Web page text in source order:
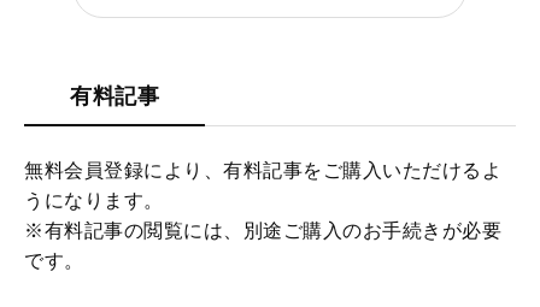
有料記事
無料会員登録により、有料記事をご購入いただけるよ
うになります。
※有料記事の閲覧には、別途ご購入のお手続きが必要
です。